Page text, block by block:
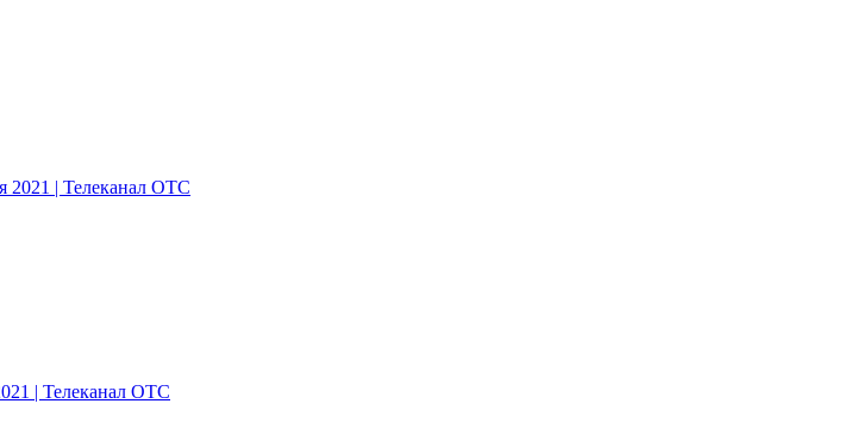
2021 | Телеканал ОТС
| Телеканал ОТС